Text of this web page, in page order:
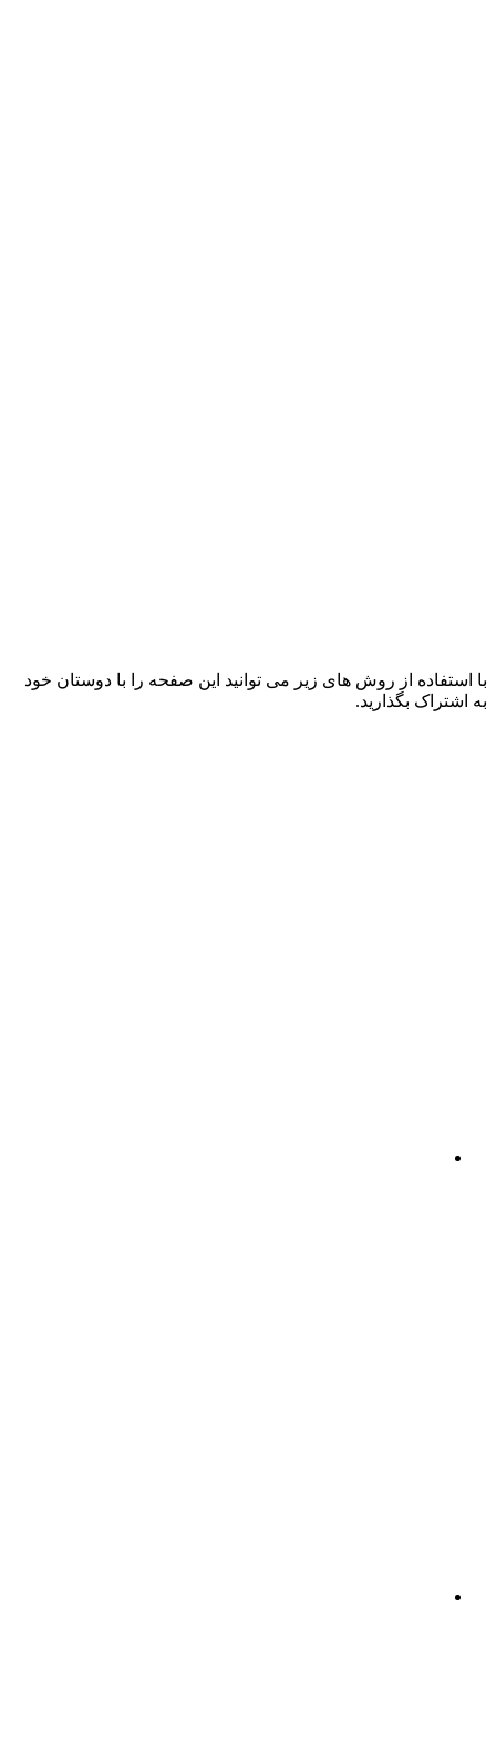
با استفاده از روش های زیر می توانید این صفحه را با دوستان خود
به اشتراک بگذارید.